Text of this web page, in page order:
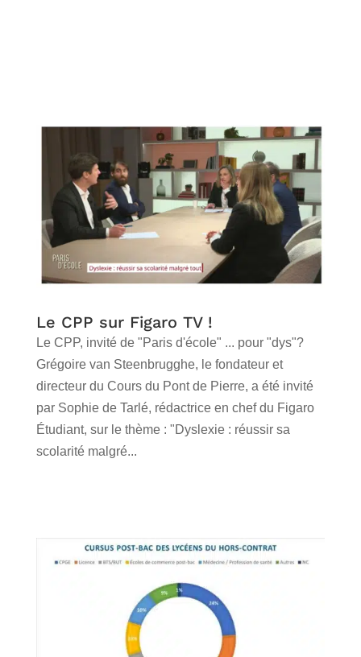
Le CPP sur Figaro TV !
Le CPP, invité de "Paris d'école" ... pour "dys"?
Grégoire van Steenbrugghe, le fondateur et
directeur du Cours du Pont de Pierre, a été invité
par Sophie de Tarlé, rédactrice en chef du Figaro
Étudiant, sur le thème : "Dyslexie : réussir sa
scolarité malgré...